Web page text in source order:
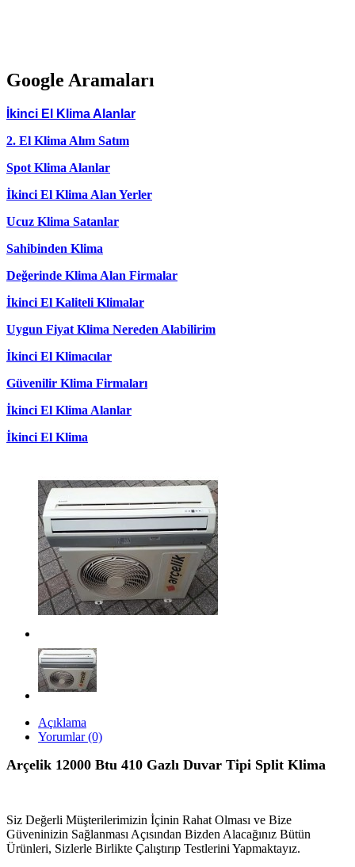
Google Aramaları
İkinci El Klima Alanlar
2. El Klima Alım Satım
Spot Klima Alanlar
İkinci El Klima Alan Yerler
Ucuz Klima Satanlar
Sahibinden Klima
Değerinde Klima Alan Firmalar
İkinci El Kaliteli Klimalar
Uygun Fiyat Klima Nereden Alabilirim
İkinci El Klimacılar
Güvenilir Klima Firmaları
İkinci El Klima Alanlar
İkinci El Klima
Açıklama
Yorumlar (0)
Arçelik 12000 Btu 410 Gazlı Duvar Tipi Split Klima
Siz Değerli Müşterilerimizin İçinin Rahat Olması ve Bize
Güveninizin Sağlanması Açısından Bizden Alacağınız Bütün
Ürünleri, Sizlerle Birlikte Çalıştırıp Testlerini Yapmaktayız.